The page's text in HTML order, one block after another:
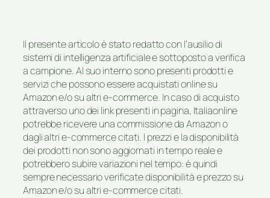
Il presente articolo è stato redatto con l’ausilio di
sistemi di intelligenza artificiale e sottoposto a verifica
a campione. Al suo interno sono presenti prodotti e
servizi che possono essere acquistati online su
Amazon e/o su altri e-commerce. In caso di acquisto
attraverso uno dei link presenti in pagina, Italiaonline
potrebbe ricevere una commissione da Amazon o
dagli altri e-commerce citati. I prezzi e la disponibilità
dei prodotti non sono aggiornati in tempo reale e
potrebbero subire variazioni nel tempo: è quindi
sempre necessario verificate disponibilità e prezzo su
Amazon e/o su altri e-commerce citati.